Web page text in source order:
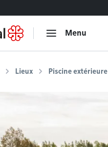
Menu
Lieux Piscine extérieure